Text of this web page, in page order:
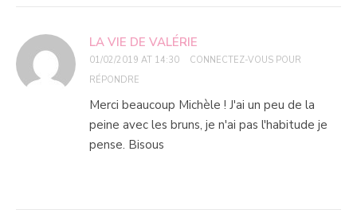
LA VIE DE VALÉRIE
01/02/2019 AT 14:30
CONNECTEZ-VOUS POUR
RÉPONDRE
Merci beaucoup Michèle ! J'ai un peu de la
peine avec les bruns, je n'ai pas l'habitude je
pense. Bisous